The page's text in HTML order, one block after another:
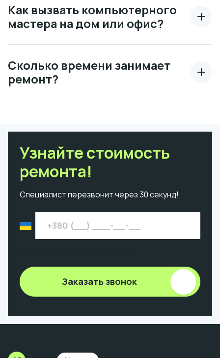
Как вызвать компьютерного
мастера на дом или офис?
Сколько времени занимает
ремонт?
Узнайте стоимость
ремонта!
Специалист перезвонит через 30 секунд!
Заказать звонок